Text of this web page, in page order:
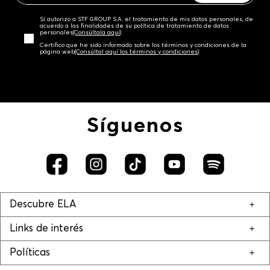
Sí autorizo a STF GROUP S.A. el tratamiento de mis datos personales, de
acuerdo a las finalidades de su política de tratamiento de datos
personales‎(Consúltala aquí)
Certifico que he sido informado sobre los términos y condiciones de la
página web‎(Consúltal aquí los términos y condiciones)
Síguenos
Descubre ELA
Links de interés
Políticas